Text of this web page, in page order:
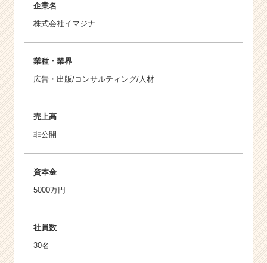
企業名
株式会社イマジナ
業種・業界
広告・出版/コンサルティング/人材
売上高
非公開
資本金
5000万円
社員数
30名